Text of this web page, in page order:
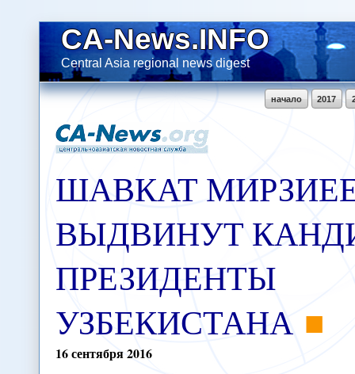
CA-News.INFO
Central Asia regional news digest
2017
начало
ШАВКАТ
ВЫДВИНУТ
ПРЕЗИДЕНТЫ
УЗБЕКИСТАНА
16сентября2016